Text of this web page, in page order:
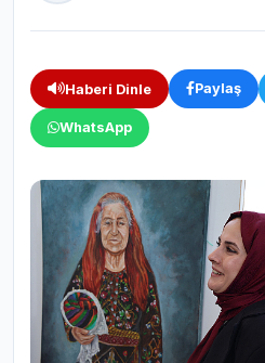
Haberi Dinle Paylaş
WhatsApp